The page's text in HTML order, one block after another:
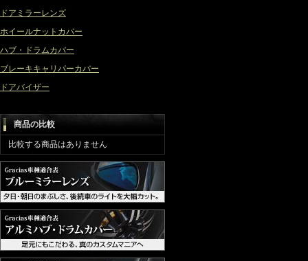
ドアミラーレンズ
ホイールナットカバー
ハブ・ドラムカバー
ブレーキキャリパーカバー
ドアバイザー
商品の比較
比較する商品はありません